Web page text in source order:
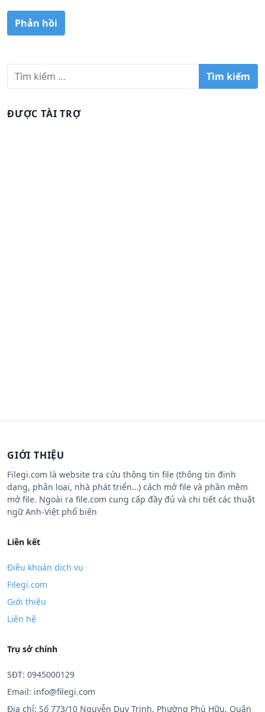
iĐƯỢC TÀI TRỢ
GIỚI THIỆU
Filegi.com là website tra cứu thông tin file (thông tin định
dạng, phân loại, nhà phát triển…) cách mở file và phần mềm
mở file. Ngoài ra file.com cung cấp đầy đủ và chi tiết các thuật
ngữ Anh-Việt phổ biến
Liên kết
Điều khoản dịch vụ
Filegi.com
Giới thiệu
Liên hệ
Trụ sở chính
SĐT: 0945000129
Email: info@filegi.com
Địa chỉ: Số 773/10 Nguyễn Duy Trinh, Phường Phú Hữu, Quận